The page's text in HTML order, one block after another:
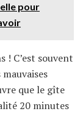
pour
! C’est souvent
que le gîte
20 minutes